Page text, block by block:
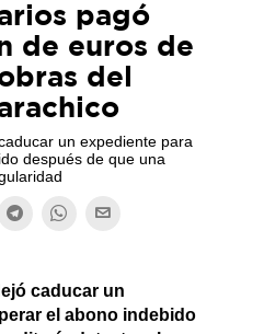
pagó
de euros de
del
un expediente para
después de que una
caducar un
el abono indebido